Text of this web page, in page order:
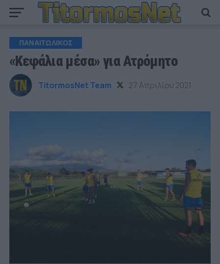
ΠΑΝΑΙΤΩΛΙΚΟΣ
«Κεφάλια μέσα» για Ατρόμητο
TitormosNet Team 27 Απριλίου 2021